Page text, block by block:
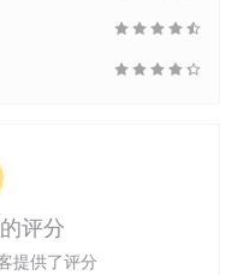
评分
提供了评分